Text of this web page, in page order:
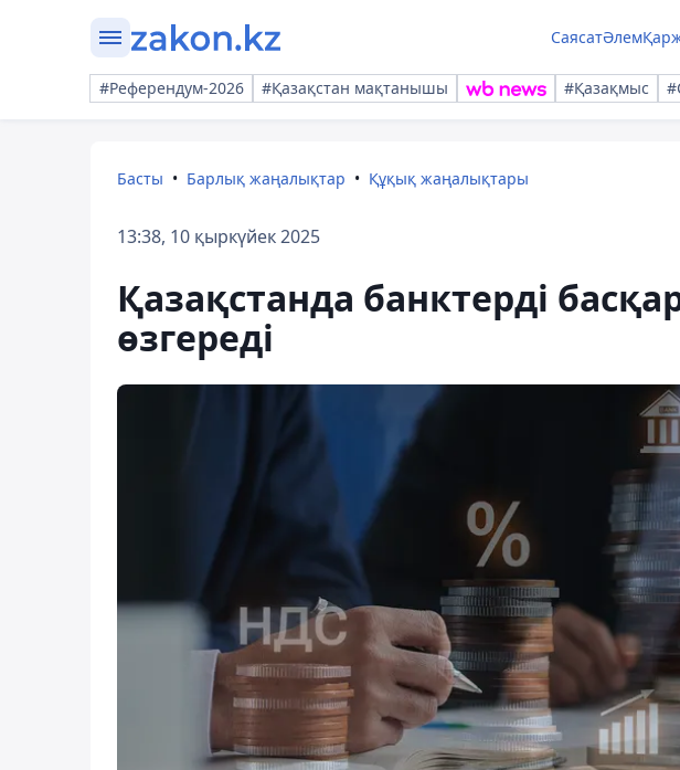
СаясатӘлем
#Референдум-2026 #Қазақстан мақтанышы #Қазақмыс
Басты Барлық жаңалықтар Құқық жаңалықтары
13:38, 10 қыркүйек 2025
Қазақстанда банктерді
өзгереді